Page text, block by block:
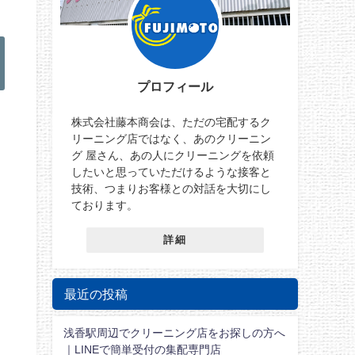
プロフィール
株式会社藤本商会は、ただの宅配するク
リーニング店ではなく、あのクリーニン
グ 屋さん、あの人にクリーニングを依頼
したいと思っていただけるような接客と
技術、つまりお客様との対話を大切にし
ております。
詳細
最近の投稿
浅香駅周辺でクリーニング店をお探しの方へ
｜LINEで簡単受付の集配専門店